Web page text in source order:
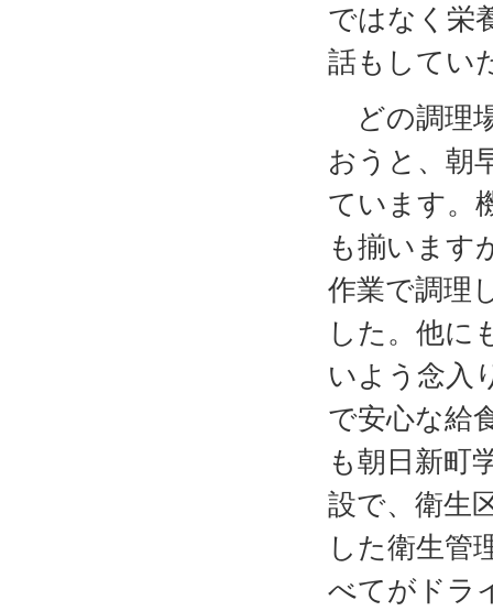
ではなく栄
話もしてい
どの調理
おうと、朝
ています。
も揃います
作業で調理
した。他に
いよう念入
で安心な給
も朝日新町
設で、衛生
した衛生管
べてがドラ